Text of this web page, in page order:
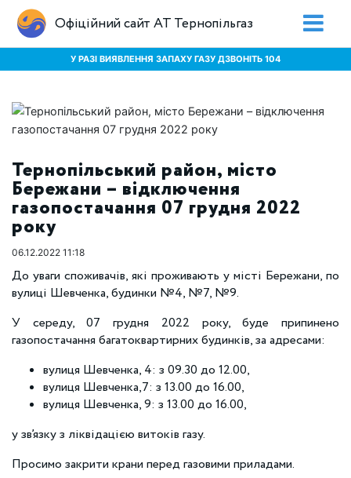
Офіційний сайт АТ Тернопільгаз
У РАЗІ ВИЯВЛЕННЯ ЗАПАХУ ГАЗУ ДЗВОНІТЬ 104
Тернопільський район, місто
Бережани – відключення
газопостачання 07 грудня 2022
року
06.12.2022 11:18
До уваги споживачів, які проживають у місті Бережани, по
вулиці Шевченка, будинки №4, №7, №9.
У середу, 07 грудня 2022 року, буде припинено
газопостачання багатоквартирних будинків, за адресами:
вулиця Шевченка, 4: з 09.30 до 12.00,
вулиця Шевченка,7: з 13.00 до 16.00,
вулиця Шевченка, 9: з 13.00 до 16.00,
у зв’язку з ліквідацією витоків газу.
Просимо закрити крани перед газовими приладами.